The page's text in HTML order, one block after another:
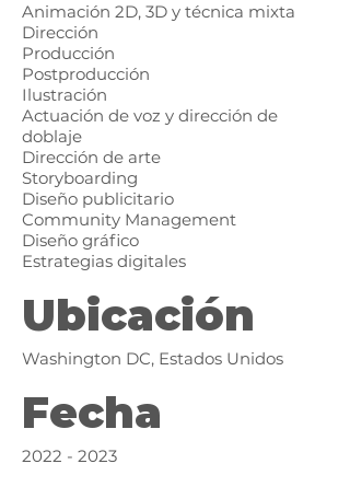
Animación 2D, 3D y técnica mixta
Dirección
Producción
Postproducción
Ilustración
Actuación de voz y dirección de
doblaje
Dirección de arte
Storyboarding
Diseño publicitario
Community Management
Diseño gráfico
Estrategias digitales
Ubicación
Washington DC, Estados Unidos
Fecha
2022 - 2023